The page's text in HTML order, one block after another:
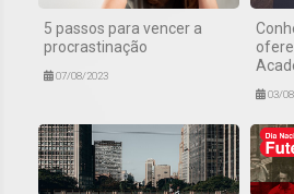
5 passos para vencer a
procrastinação
07/08/2023
03/